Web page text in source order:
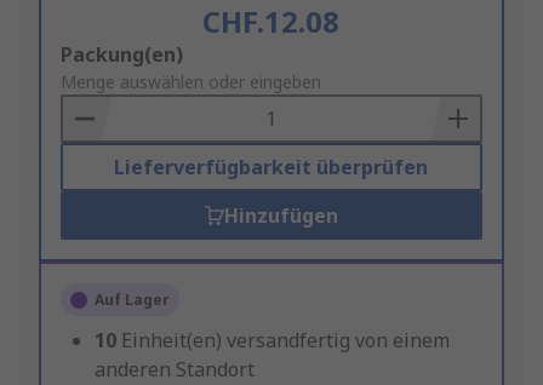
CHF.12.08
Add
to
Basket
Packung(en)
Menge auswählen oder eingeben
Lieferverfügbarkeit überprüfen
Hinzufügen
Auf Lager
10 Einheit(en) versandfertig von einem
anderen Standort